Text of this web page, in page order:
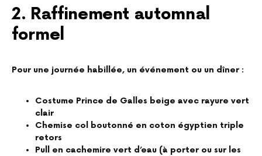
2. Raffinement automnal
formel
Pour une journée habillée, un événement ou un dîner :
Costume Prince de Galles beige avec rayure vert
clair
Chemise col boutonné en coton égyptien triple
retors
Pull en cachemire vert d’eau (à porter ou sur les